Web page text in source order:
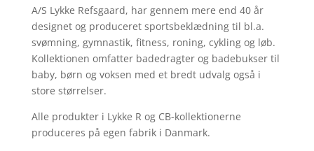
A/S Lykke Refsgaard, har gennem mere end 40 år
designet og produceret sportsbeklædning til bl.a.
svømning, gymnastik, fitness, roning, cykling og løb.
Kollektionen omfatter badedragter og badebukser til
baby, børn og voksen med et bredt udvalg også i
store størrelser.
Alle produkter i Lykke R og CB-kollektionerne
produceres på egen fabrik i Danmark.